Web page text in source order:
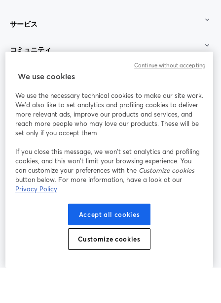
サービス
コミュニティ
StreamYard：
参加する
ライ
ンセ
ミナ
ー
Facebook
新しいタブで開く(Twitter)
YouTube
Instagram
新しいタブで開く
LinkedIn
新しいタブで開く
新しいタブで開く
プラットフォーム利用規約
個人情報保護方針 クッキーポリシー
We use cookies
We use the necessary technical cookies to make our site work.
We'd also like to set analytics and profiling cookies to deliver
more relevant ads, improve our products and services, and
reach more people who may love our products. These will be
set only if you accept them.
If you close this message, we won’t set analytics and profiling
cookies, and this won’t limit your browsing experience. You
can customize your preferences with the Customize cookies
button below. For more information, have a look at our
Privacy Policy
Accept all cookies
Customize cookies
Continue without accepting